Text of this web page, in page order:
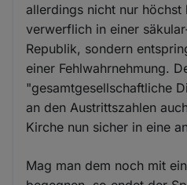
allerdings nicht nur höchst
verwerflich in einer
Republik, sondern
einer Fehlwahrnehmung.
"gesamtgesellschaftliche
an den Austrittszahlen
Kirche nun sicher in eine
Mag man dem noch mit